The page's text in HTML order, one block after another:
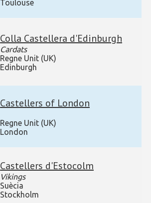
Toulouse
Colla Castellera d'Edinburgh
Cardats
Regne Unit (UK)
Edinburgh
Castellers of London
Regne Unit (UK)
London
Castellers d'Estocolm
Vikings
Suècia
Stockholm